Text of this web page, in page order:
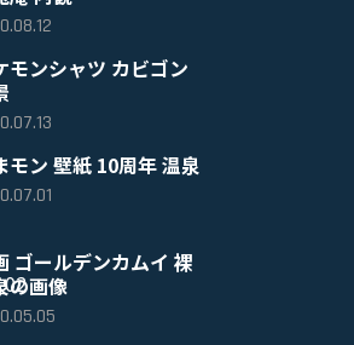
モンシャツ カビゴン
モン 壁紙 10周年 温泉
ゴールデンカムイ 裸
の画像